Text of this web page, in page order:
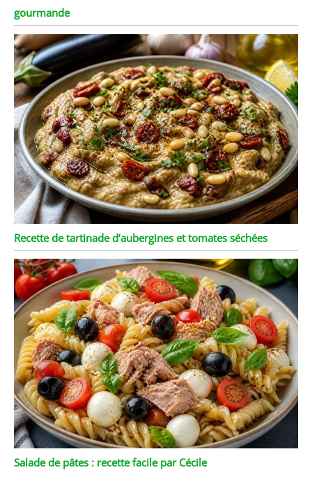
gourmande
Recette de tartinade d’aubergines et tomates séchées
Salade de pâtes : recette facile par Cécile